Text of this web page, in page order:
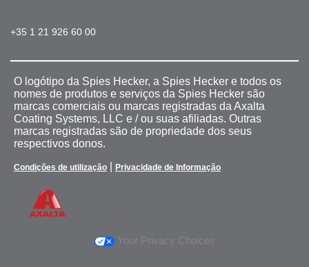
+35 1 21 926 60 00
O logótipo da Spies Hecker, a Spies Hecker e todos os
nomes de produtos e serviços da Spies Hecker são
marcas comerciais ou marcas registradas da Axalta
Coating Systems, LLC e / ou suas afiliadas. Outras
marcas registradas são de propriedade dos seus
respectivos donos.
Condições de utilização Privacidade de Informação
Your Privacy Choices